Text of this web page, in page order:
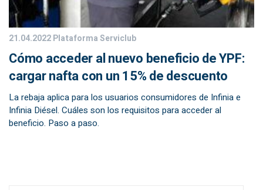
21.04.2022Plataforma Serviclub
Cómo acceder al nuevo beneficio de YPF:
cargar nafta con un 15% de descuento
La rebaja aplica para los usuarios consumidores de Infinia e
Infinia Diésel. Cuáles son los requisitos para acceder al
beneficio. Paso a paso.